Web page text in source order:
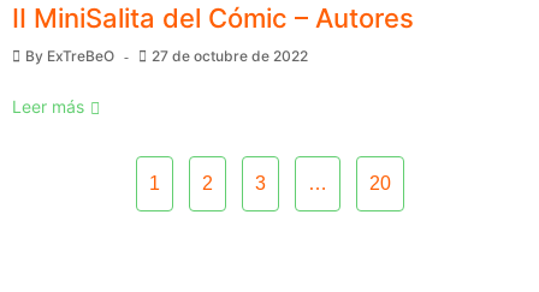
II MiniSalita del Cómic – Autores
By ExTreBeO 27 de octubre de 2022
Leer más
1 2 3 … 20